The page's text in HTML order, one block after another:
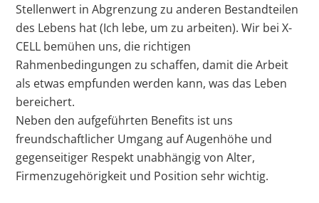
im Austausch auch immer wieder neue Impulse über
Trends und Entwicklungen erhalten.
Wir bilden in diesen Berufen aus (m/w/d):
Fachinformatiker (Systemintegration)
Fachinformatiker (Anwendungsentwicklung)
Mediengestalter
IT-Systemkaufmann
Kaufmann für Büromanagement
Stellenwert in Abgrenzung zu anderen Bestandteilen
des Lebens hat (Ich lebe, um zu arbeiten). Wir bei X-
CELL bemühen uns, die richtigen
Rahmenbedingungen zu schaffen, damit die Arbeit
als etwas empfunden werden kann, was das Leben
bereichert.
Neben den aufgeführten Benefits ist uns
freundschaftlicher Umgang auf Augenhöhe und
gegenseitiger Respekt unabhängig von Alter,
Firmenzugehörigkeit und Position sehr wichtig.